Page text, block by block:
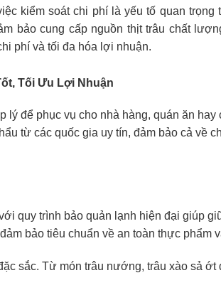
kiểm soát chi phí là yếu tố quan trọng
bảo cung cấp nguồn thịt trâu chất
phí và tối đa hóa lợi nhuận.
Tối Ưu Lợi Nhuận
lý để phục vụ cho nhà hàng, quán ăn
từ các quốc gia uy tín, đảm bảo cả về
quy trình bảo quản lạnh hiện đại giúp
bảo tiêu chuẩn về an toàn thực phẩm
sắc. Từ món trâu nướng, trâu xào sả ớt